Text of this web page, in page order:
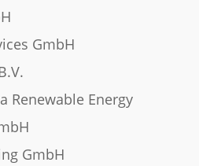
GmbH
Renewable Energy
GmbH